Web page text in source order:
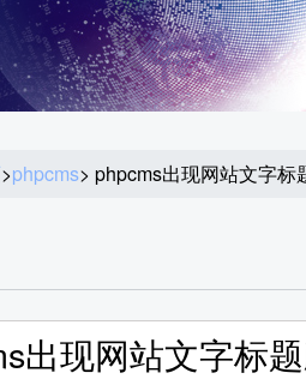
>phpcms> phpcms出现网站文字
出现网站文字标